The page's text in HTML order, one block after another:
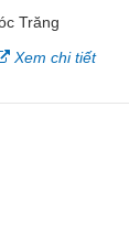
Trăng
Xem chi tiết